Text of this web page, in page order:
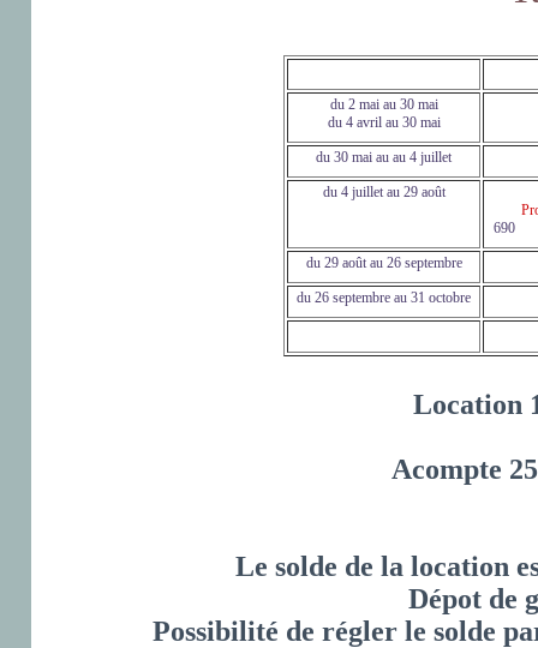
du 2 mai au 30 mai
du 4 avril au 30 mai
du 30 mai au au 4 juillet
du 4 juillet au 29 août
du 29 août au 26 septembre
du 26 septembre au 31 octobre
Location
Acompte
Le solde de la location
Dépot de
Possibilité de régler le solde